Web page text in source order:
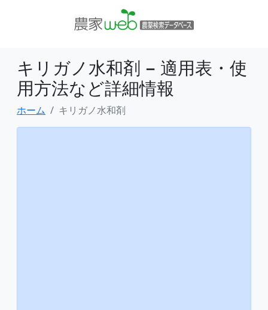
キリガノ水和剤 − 適用表・使
用方法など詳細情報
ホーム キリガノ水和剤